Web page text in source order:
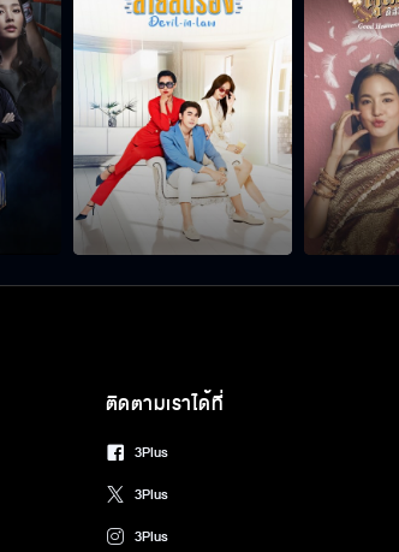
ติดตามเราได้ที่
3Plus
3Plus
3Plus